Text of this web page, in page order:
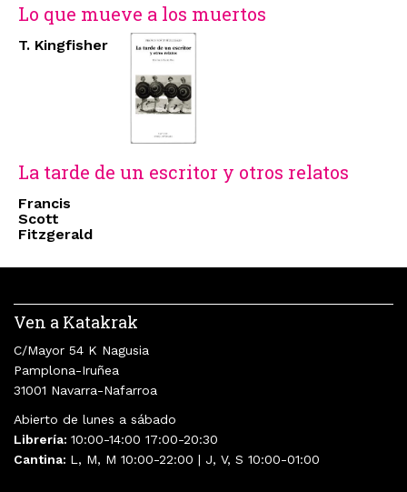
Lo que mueve a los muertos
T. Kingfisher
La tarde de un escritor y otros relatos
Francis
Scott
Fitzgerald
Ven a Katakrak
C/Mayor 54 K Nagusia
Pamplona-Iruñea
31001 Navarra-Nafarroa
Abierto de lunes a sábado
Librería: 10:00-14:00 17:00-20:30
Cantina: L, M, M 10:00-22:00 | J, V, S 10:00-01:00